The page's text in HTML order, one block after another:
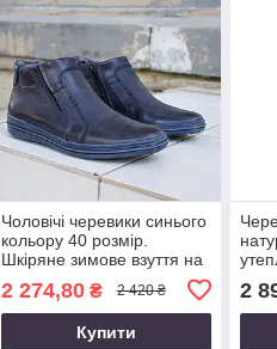
Чоловічі черевики синього
кольору 40 розмір.
Шкіряне зимове взуття на
2 274,80₴ 2 420 ₴
Купити
2